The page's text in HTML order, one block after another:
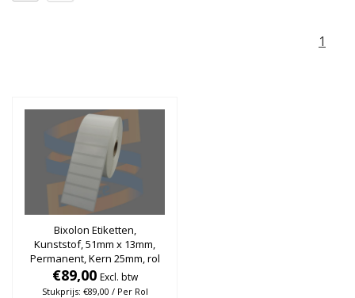
1
Bixolon Etiketten,
Kunststof, 51mm x 13mm,
Permanent, Kern 25mm, rol
à 4.650 stuks
€89,00 Excl. btw
Stukprijs: €89,00 / Per Rol